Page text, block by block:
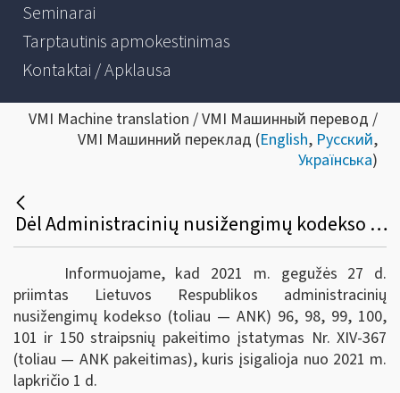
Seminarai
Tarptautinis apmokestinimas
Kontaktai / Apklausa
VMI Machine translation / VMI Машинный перевод /
VMI Машинний переклад (English, Русский,
Українська)
Dėl Administracinių nusižengimų kodekso pakeitimų nuo 2021-11-01
Informuojame, kad 2021 m. gegužės 27 d.
priimtas Lietuvos Respublikos administracinių
nusižengimų kodekso (toliau — ANK) 96, 98, 99, 100,
101 ir 150 straipsnių pakeitimo įstatymas Nr. XIV-367
(toliau — ANK pakeitimas), kuris įsigalioja nuo 2021 m.
lapkričio 1 d.